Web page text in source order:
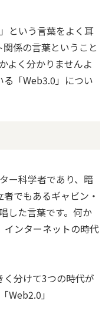
という言葉をよく耳
係の言葉ということ
よく分かりませんよ
「Web3.0」につい
ー科学者であり、暗
でもあるギャビン・
した言葉です。何か
インターネットの時代
分けて3つの時代が
Web2.0」